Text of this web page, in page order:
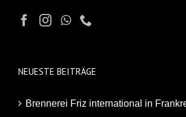
NEUESTE BEITRÄGE
Brennerei Friz international in